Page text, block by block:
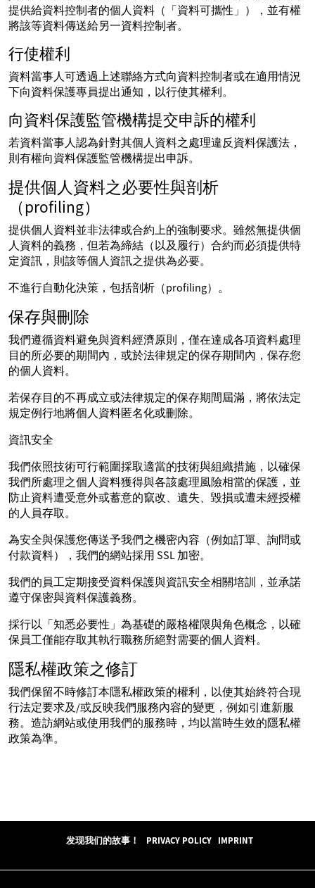
提供給資料控制者的個人資料（「資料可攜性」），並有權
將該等資料傳送給另一資料控制者。
行使權利
資料當事人可透過上述聯絡方式向資料控制者或在適用情況
下向資料保護專員提出通知，以行使其權利。
向資料保護監管機構提交申訴的權利
若資料當事人認為針對其個人資料之處理違反資料保護法，
則有權向資料保護監管機構提出申訴。
提供個人資料之必要性與剖析
（profiling）
提供個人資料並非法律或合約上的強制要求。雖然無提供個
人資料的義務，但若為締結（以及履行）合約而必須提供特
定資訊，則該等個人資訊之提供為必要。
不進行自動化決策，包括剖析（profiling）。
保存與刪除
我們遵循資料避免與資料經濟原則，僅在達成各項資料處理
目的所必要的期間內，或於法律規定的保存期間內，保存您
的個人資料。
若保存目的不再成立或法律規定的保存期間屆滿，將依法定
規定例行地將個人資料匿名化或刪除。
資訊安全
我們依照技術可行範圍採取適當的技術與組織措施，以確保
我們所處理之個人資料獲得與各該處理風險相當的保護，並
防止資料遭受意外或蓄意的竄改、遺失、毀損或遭未經授權
的人員存取。
為安全與保護您傳送予我們之機密內容（例如訂單、詢問或
付款資料），我們的網站採用 SSL 加密。
我們的員工定期接受資料保護與資訊安全相關培訓，並承諾
遵守保密與資料保護義務。
採行以「知悉必要性」為基礎的嚴格權限與角色概念，以確
保員工僅能存取其執行職務所絕對需要的個人資料。
隱私權政策之修訂
我們保留不時修訂本隱私權政策的權利，以使其始終符合現
行法定要求及/或反映我們服務內容的變更，例如引進新服
務。造訪網站或使用我們的服務時，均以當時生效的隱私權
政策為準。
发现我们的故事！ PRIVACY POLICY IMPRINT